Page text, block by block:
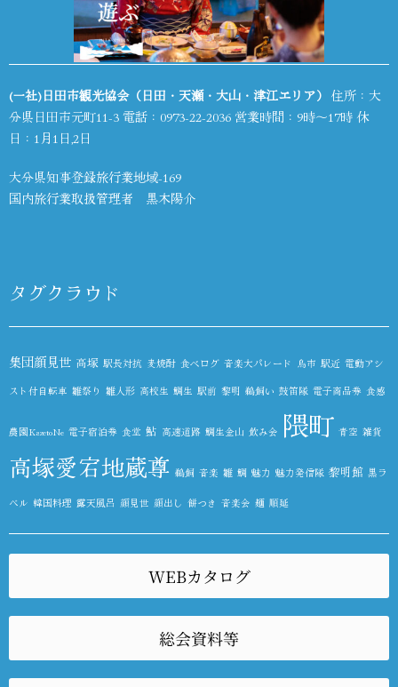
(一社)日田市観光協会（日田・天瀬・大山・津江エリア） 住所：大
分県日田市元町11-3 電話： 0973-22-2036 営業時間：9時～17時 休
日：1月1日,2日
大分県知事登録旅行業地域-169
国内旅行業取扱管理者 黒木陽介
タグクラウド
集団顔見世 高塚 駅長対抗 麦焼酎 食べログ 音楽大パレード 鳥市 駅近 電動アシ
スト付自転車 雛祭り 雛人形 高校生 鯛生 駅前 黎明 鵜飼い 鼓笛隊 電子商品券 食感
農園KazetoNe 電子宿泊券 食堂 鮎 高速道路 鯛生金山 飲み会 隈町 青空 雑貨
高塚愛宕地蔵尊 鵜飼 音楽 雛 鯛 魅力 魅力発信隊 黎明館 黒ラ
ベル 韓国料理 露天風呂 顔見世 顔出し 餅つき 音楽会 麺 順延
WEBカタログ
総会資料等